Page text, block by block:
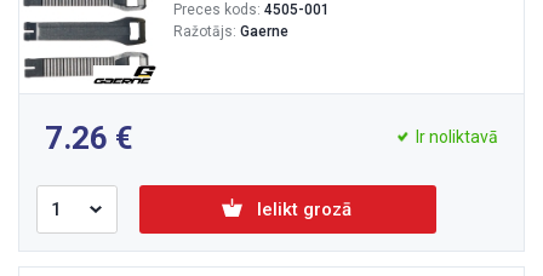
Preces kods: 4505-001
Ražotājs: Gaerne
7.26 Ir noliktavā
Ielikt grozā